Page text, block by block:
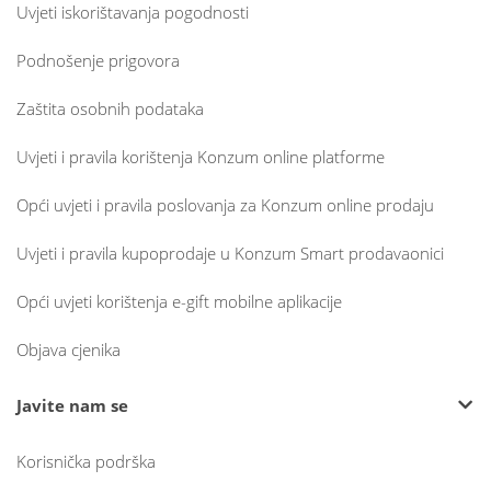
Uvjeti iskorištavanja pogodnosti
Podnošenje prigovora
Zaštita osobnih podataka
Uvjeti i pravila korištenja Konzum online platforme
Opći uvjeti i pravila poslovanja za Konzum online prodaju
Uvjeti i pravila kupoprodaje u Konzum Smart prodavaonici
Opći uvjeti korištenja e-gift mobilne aplikacije
Objava cjenika
Javite nam se
Korisnička podrška